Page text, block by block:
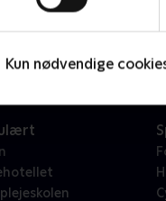
Kun nødvendige
- The Ninth Jedi